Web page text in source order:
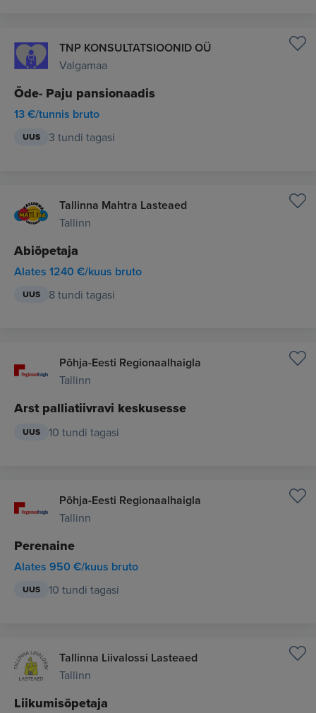
TNP KONSULTATSIOONID OÜ
Valgamaa
Õde- Paju pansionaadis
13 €/tunnis bruto
UUS 3 tundi tagasi
Tallinna Mahtra Lasteaed
Tallinn
Abiõpetaja
Alates 1240 €/kuus bruto
UUS 8 tundi tagasi
Põhja-Eesti Regionaalhaigla
Tallinn
Arst palliatiivravi keskusesse
UUS 10 tundi tagasi
Põhja-Eesti Regionaalhaigla
Tallinn
Perenaine
Alates 950 €/kuus bruto
UUS 10 tundi tagasi
Tallinna Liivalossi Lasteaed
Tallinn
Liikumisõpetaja